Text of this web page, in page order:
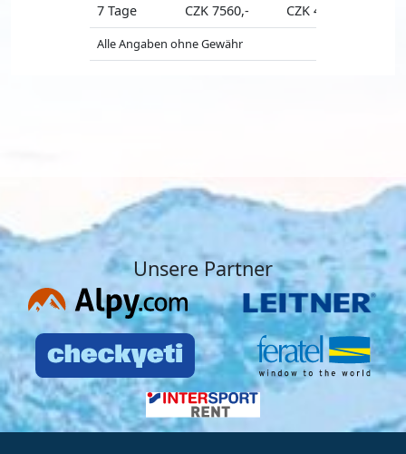
7 Tage
CZK 7560,- CZK 4910,-
Alle Angaben ohne Gewähr
Unsere Partner